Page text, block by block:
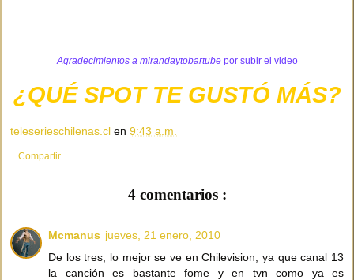
Agradecimientos a mirandaytobartubepor subir el video
¿QUÉ SPOT TE GUSTÓ MÁS?
teleserieschilenas.cl en 9:43 a.m.
Compartir
4 comentarios :
Mcmanus jueves, 21 enero, 2010
De los tres, lo mejor se ve en Chilevision, ya que canal 13
la canción es bastante fome y en tvn como ya es